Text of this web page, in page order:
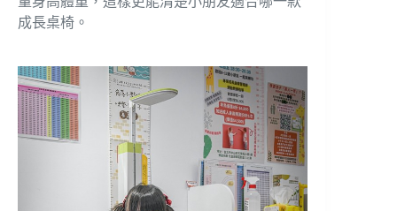
成長桌椅。